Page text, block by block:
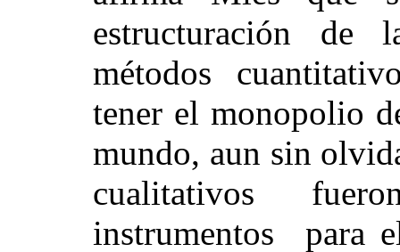
estructuración
métodos
tener el monopolio
mundo, aun sin
cualitativos
instrumentos para